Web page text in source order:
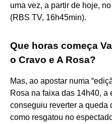
uma vez, a partir de hoje,
(RBS TV, 16h45min).
Que horas começa
o Cravo e A Rosa?
Mas, ao apostar numa
Rosa na faixa das 14h40, a
conseguiu reverter a queda
como resgatou no